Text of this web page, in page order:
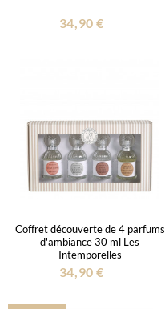
34,90 €
Coffret découverte de 4 parfums
d'ambiance 30 ml Les
Intemporelles
34,90 €